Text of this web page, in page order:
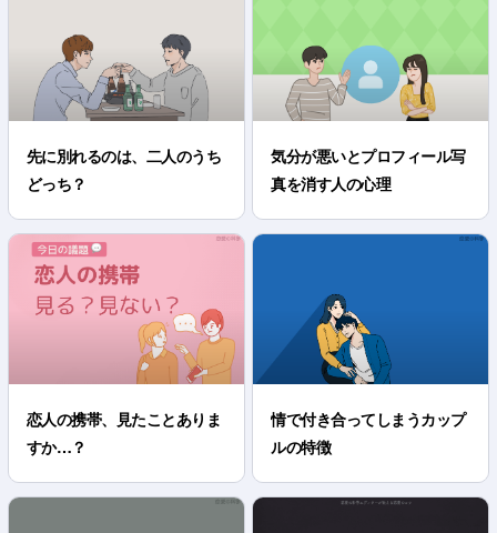
先に別れるのは、二人のうち
どっち？
気分が悪いとプロフィール写
真を消す人の心理
恋人の携帯、見たことありま
すか…？
情で付き合ってしまうカップ
ルの特徴